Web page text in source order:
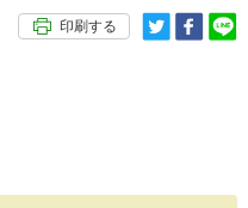
印刷する